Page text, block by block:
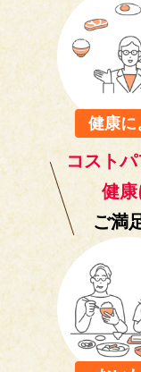
健康に
コスト
健
ご満